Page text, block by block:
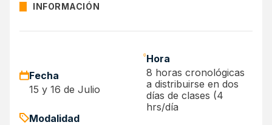
INFORMACIÓN
Fecha
15 y 16 de Julio
Hora
8 horas cronológicas
a distribuirse en dos
días de clases (4
hrs/día
Modalidad